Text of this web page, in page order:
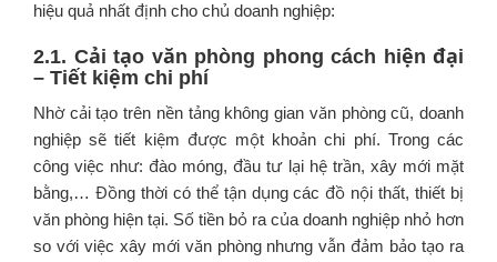
hiệu quả nhất định cho chủ doanh nghiệp:
2.1. Cải tạo văn phòng phong cách hiện đại
– Tiết kiệm chi phí
Nhờ cải tạo trên nền tảng không gian văn phòng cũ, doanh
nghiệp sẽ tiết kiệm được một khoản chi phí. Trong các
công việc như: đào móng, đầu tư lại hệ trần, xây mới mặt
bằng,… Đồng thời có thể tận dụng các đồ nội thất, thiết bị
văn phòng hiện tại. Số tiền bỏ ra của doanh nghiệp nhỏ hơn
so với việc xây mới văn phòng nhưng vẫn đảm bảo tạo ra